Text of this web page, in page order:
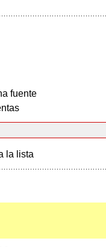
fuente
la lista